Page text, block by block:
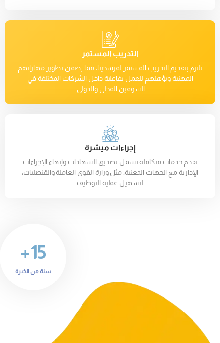
التدريب المستمر
نلتزم بتقديم التدريب المستمر لمرشحينا، مما يضمن تطوير مهاراتهم
المهنية ويؤهلهم للعمل بفاعلية داخل الشركات المختلفة في
السوقين المحلي والدولي.
إجراءات ميسّرة
نقدم خدمات متكاملة تشمل تصديق الشهادات وإنهاء الإجراءات
الإدارية مع الجهات المعنية، مثل وزارة القوى العاملة والقنصليات،
لتسهيل عملية التوظيف
15+
سنة من الخبرة